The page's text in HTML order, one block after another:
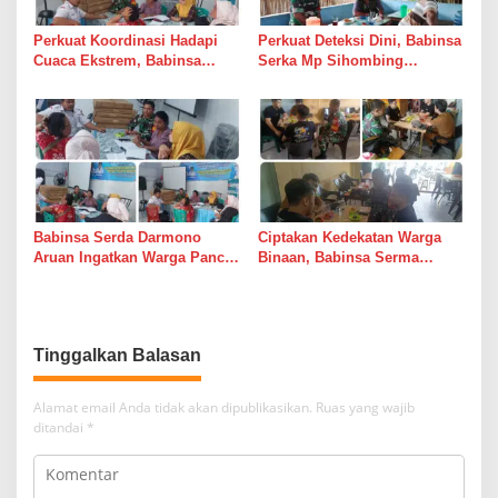
Perkuat Koordinasi Hadapi
Cuaca Ekstrem, Babinsa
Perangkat Desa Siapkan
Langkah Mitigasi
Perkuat Deteksi Dini, Babinsa
Serka Mp Sihombing
Warung Kopi Deli Tua Barat
Babinsa Serda Darmono
Aruan Ingatkan Warga Pancur
Ciptakan Kedekatan Warga
Binaan, Babinsa Serma
Tinggalkan Balasan
Alamat email Anda tidak akan dipublikasikan. Ruas yang wajib
ditandai *